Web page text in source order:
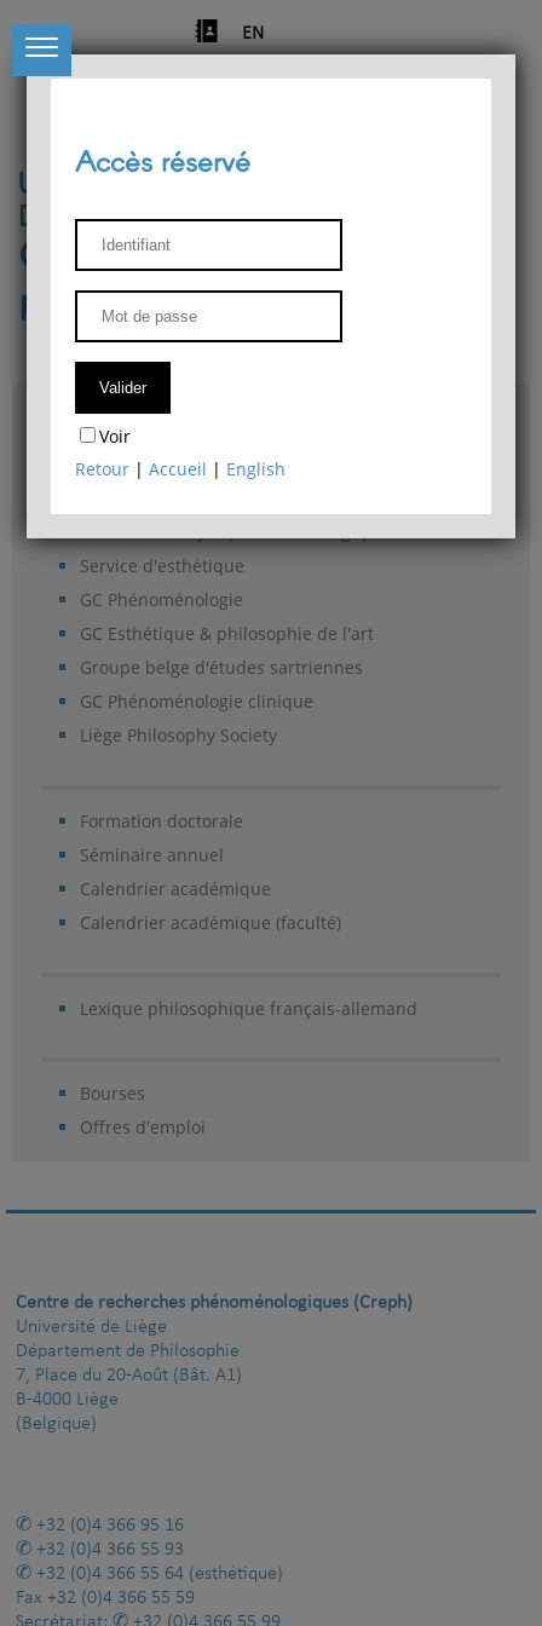
EN
Université de Liège
Département de philosophie
Centre de recherches
phénoménologiques
Accès & plans
Bibliothèque du Département de philosophie
Service d'esthétique
GC Phénoménologie
GC Esthétique & philosophie de l'art
Groupe belge d'études sartriennes
GC Phénoménologie clinique
Liège Philosophy Society
Formation doctorale
Séminaire annuel
Calendrier académique
Calendrier académique (faculté)
Lexique philosophique français-allemand
Bourses
Offres d'emploi
Accès réservé
Voir
Retour |Accueil | English
Centre de recherches phénoménologiques (Creph)
Université de Liège
Département de Philosophie
7, Place du 20-Août (Bât. A1)
B-4000 Liège
(Belgique)
+32 (0)4 366 95 16
+32 (0)4 366 55 93
+32 (0)4 366 55 64 (esthétique)
Fax +32 (0)4 366 55 59